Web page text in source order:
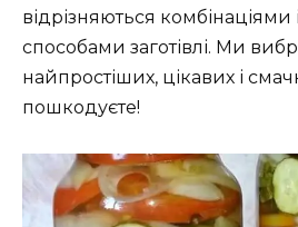
відрізняються комбінаціями
способами заготівлі. Ми
найпростіших, цікавих і
пошкодуєте!